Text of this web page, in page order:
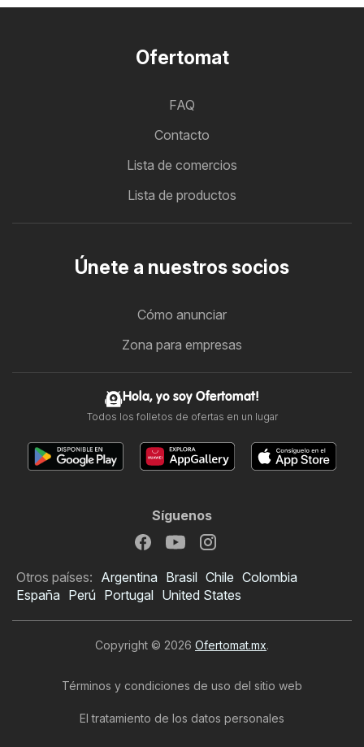
Ofertomat
FAQ
Contacto
Lista de comercios
Lista de productos
Únete a nuestros socios
Cómo anunciar
Zona para empresas
Hola, yo soy Ofertomat!
Todos los folletos de ofertas en un lugar
Síguenos
Otros países: Argentina Brasil Chile Colombia
España Perú Portugal United States
Copyright © 2026 Ofertomat.mx.
Términos y condiciones de uso del sitio web
El tratamiento de los datos personales